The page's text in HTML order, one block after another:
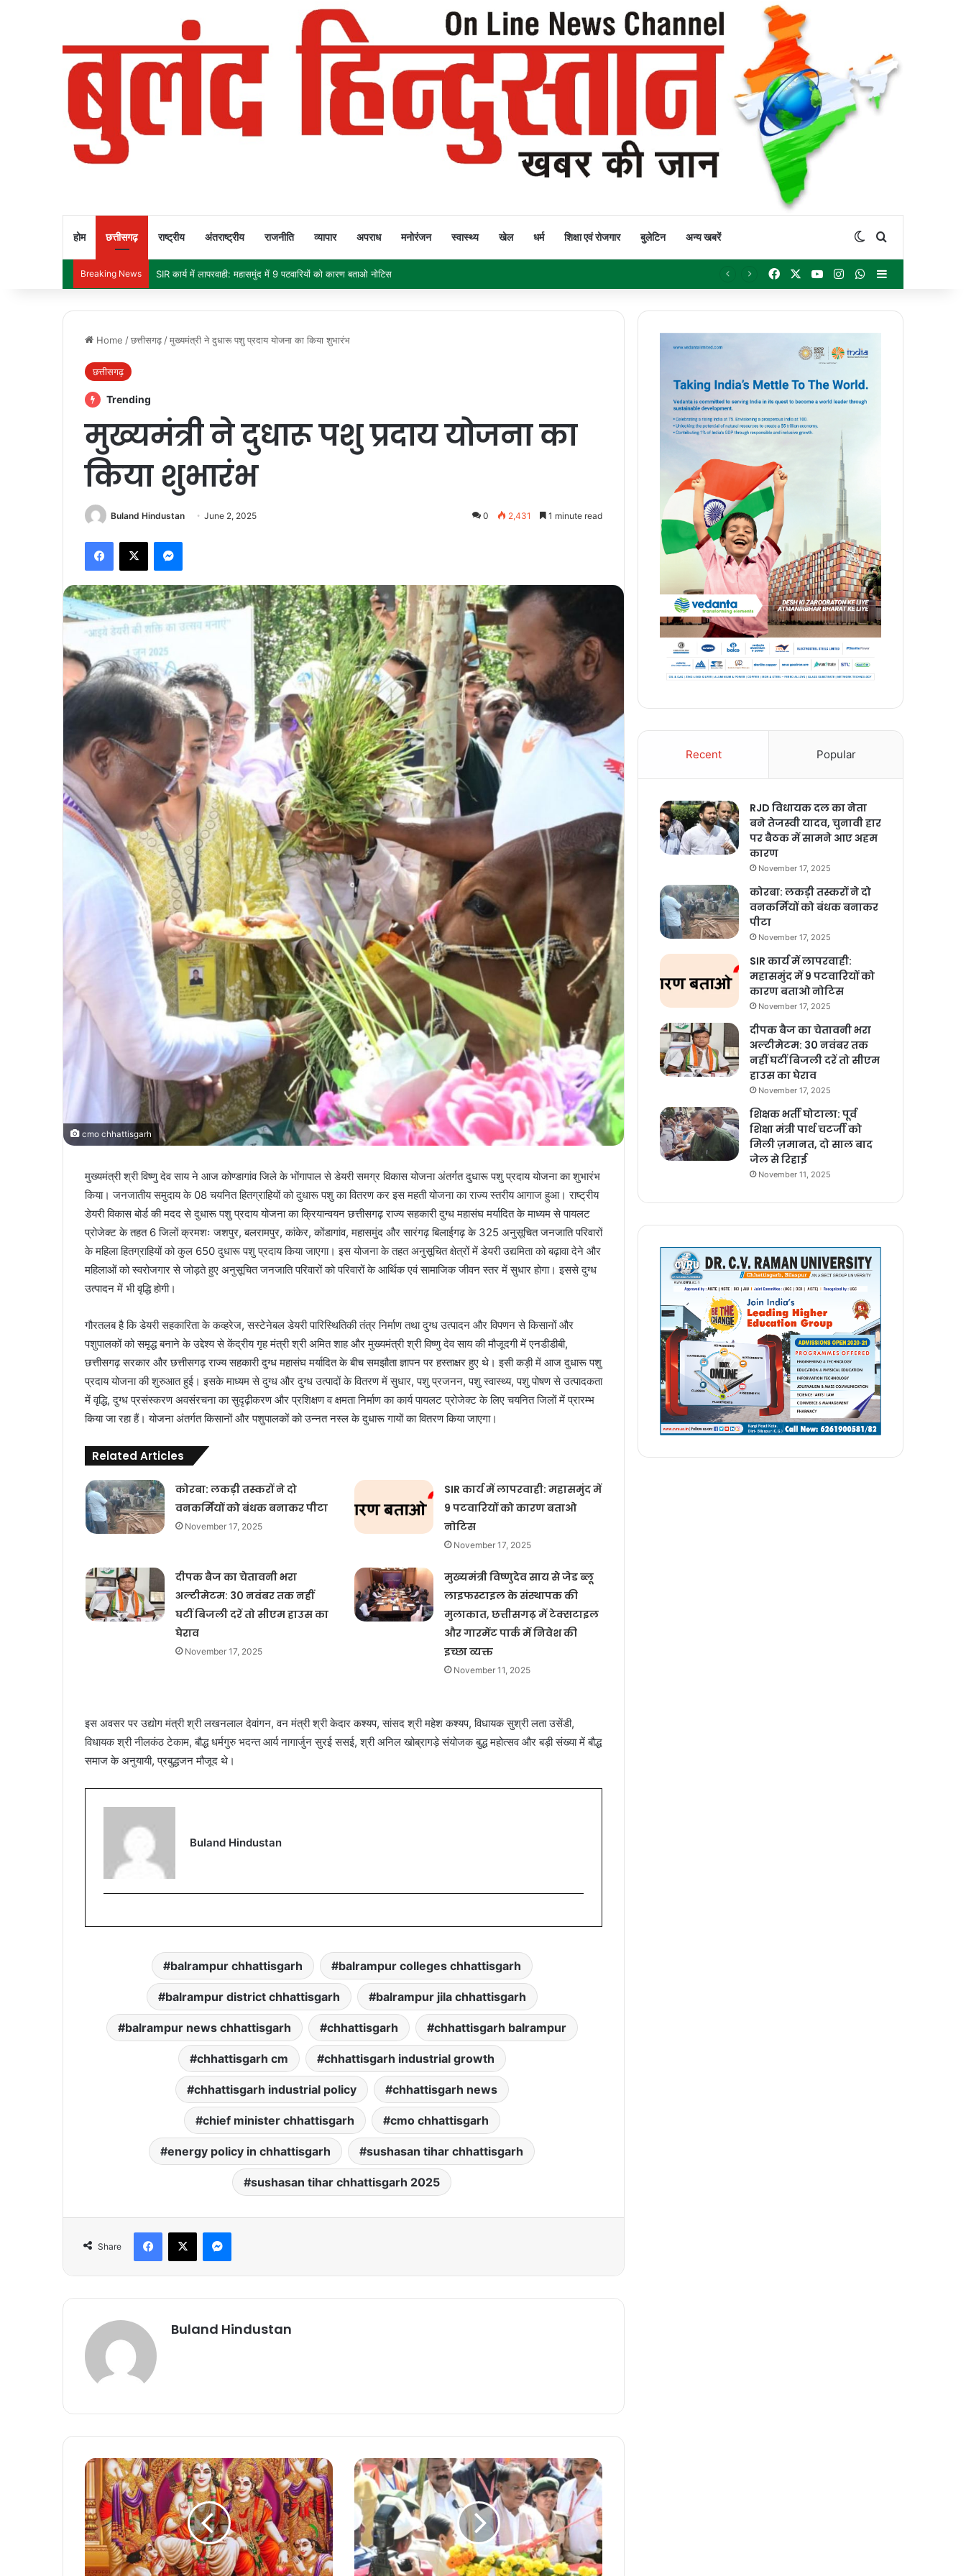
होम छत्तीसगढ़ राष्ट्रीय अंतराष्ट्रीय राजनीति व्यापार अपराध मनोरंजन स्वास्थ्य खेल धर्म शिक्षा एवं रोजगार बुलेटिन अन्य खबरें Switch skin
Search for
Breaking News दीपक बैज का चेतावनी भरा अल्टीमेटम: 30 नवंबर तक नहीं घटीं बिजली दरें तो सीएम हाउस का घेराव FacebookYouTubeInstagramWhatsApp
Sidebar
Home /छत्तीसगढ़/मुख्यमंत्री ने दुधारू पशु प्रदाय योजना का किया शुभारंभ
छत्तीसगढ़
Trending
मुख्यमंत्री ने दुधारू पशु प्रदाय योजना का
किया शुभारंभ
Buland Hindustan June 2, 2025 0 2,431 1 minute read
Facebook
X Messenger
cmo chhattisgarh
मुख्यमंत्री श्री विष्णु देव साय ने आज कोण्डागांव जिले के भोंगापाल से डेयरी समग्र विकास योजना अंतर्गत दुधारू पशु प्रदाय योजना का शुभारंभ
किया। जनजातीय समुदाय के 08 चयनित हितग्राहियों को दुधारू पशु का वितरण कर इस महती योजना का राज्य स्तरीय आगाज हुआ। राष्ट्रीय
डेयरी विकास बोर्ड की मदद से दुधारू पशु प्रदाय योजना का क्रियान्वयन छत्तीसगढ़ राज्य सहकारी दुग्ध महासंघ मर्यादित के माध्यम से पायलट
प्रोजेक्ट के तहत 6 जिलों क्रमशः जशपुर, बलरामपुर, कांकेर, कोंडागांव, महासमुंद और सारंगढ़ बिलाईगढ़ के 325 अनुसूचित जनजाति परिवारों
के महिला हितग्राहियों को कुल 650 दुधारू पशु प्रदाय किया जाएगा। इस योजना के तहत अनुसूचित क्षेत्रों में डेयरी उद्यमिता को बढ़ावा देने और
महिलाओं को स्वरोजगार से जोड़ते हुए अनुसूचित जनजाति परिवारों को परिवारों के आर्थिक एवं सामाजिक जीवन स्तर में सुधार होगा। इससे दुग्ध
उत्पादन में भी वृद्धि होगी।
गौरतलब है कि डेयरी सहकारिता के कव्हरेज, सस्टेनेबल डेयरी पारिस्थितिकी तंत्र निर्माण तथा दुग्ध उत्पादन और विपणन से किसानों और
पशुपालकों को समृद्ध बनाने के उद्देश्य से केंद्रीय गृह मंत्री श्री अमित शाह और मुख्यमंत्री श्री विष्णु देव साय की मौजूदगी में एनडीडीबी,
छत्तीसगढ़ सरकार और छत्तीसगढ़ राज्य सहकारी दुग्ध महासंघ मर्यादित के बीच समझौता ज्ञापन पर हस्ताक्षर हुए थे। इसी कड़ी में आज दुधारू पशु
प्रदाय योजना की शुरुआत हुई। इसके माध्यम से दुग्ध और दुग्ध उत्पादों के वितरण में सुधार, पशु प्रजनन, पशु स्वास्थ्य, पशु पोषण से उत्पादकता
में वृद्धि, दुग्ध प्रसंस्करण अवसंरचना का सुदृढ़ीकरण और प्रशिक्षण व क्षमता निर्माण का कार्य पायलट प्रोजेक्ट के लिए चयनित जिलों में प्रारम्भ
किया जा रहा हैं। योजना अंतर्गत किसानों और पशुपालकों को उन्नत नस्ल के दुधारू गायों का वितरण किया जाएगा।
Related Articles
कोरबा: लकड़ी तस्करों ने दो
वनकर्मियों को बंधक बनाकर पीटा
November 17, 2025
SIR कार्य में लापरवाही: महासमुंद में
9 पटवारियों को कारण बताओ
नोटिस
November 17, 2025
दीपक बैज का चेतावनी भरा
अल्टीमेटम: 30 नवंबर तक नहीं
घटीं बिजली दरें तो सीएम हाउस का
घेराव
November 17, 2025
मुख्यमंत्री विष्णुदेव साय से जेड ब्लू
लाइफस्टाइल के संस्थापक की
मुलाकात, छत्तीसगढ़ में टेक्सटाइल
और गारमेंट पार्क में निवेश की
इच्छा व्यक्त
November 11, 2025
इस अवसर पर उद्योग मंत्री श्री लखनलाल देवांगन, वन मंत्री श्री केदार कश्यप, सांसद श्री महेश कश्यप, विधायक सुश्री लता उसेंडी,
विधायक श्री नीलकंठ टेकाम, बौद्ध धर्मगुरु भदन्त आर्य नागार्जुन सुरई ससई, श्री अनिल खोब्रागड़े संयोजक बुद्ध महोत्सव और बड़ी संख्या में बौद्ध
समाज के अनुयायी, प्रबुद्धजन मौजूद थे।
Buland Hindustan
balrampur chhattisgarh balrampur colleges chhattisgarh
balrampur district chhattisgarh balrampur jila chhattisgarh
balrampur news chhattisgarh chhattisgarh chhattisgarh balrampur
chhattisgarh cm chhattisgarh industrial growth
chhattisgarh industrial policy chhattisgarh news
chief minister chhattisgarh cmo chhattisgarh
energy policy in chhattisgarh sushasan tihar chhattisgarh
sushasan tihar chhattisgarh 2025
Share
Facebook
X Messenger
Buland Hindustan
Recent Popular
RJD विधायक दल का नेता
बने तेजस्वी यादव, चुनावी हार
पर बैठक में सामने आए अहम
कारण
November 17, 2025
कोरबा: लकड़ी तस्करों ने दो
वनकर्मियों को बंधक बनाकर
पीटा
November 17, 2025
SIR कार्य में लापरवाही:
महासमुंद में 9 पटवारियों को
कारण बताओ नोटिस
November 17, 2025
दीपक बैज का चेतावनी भरा
अल्टीमेटम: 30 नवंबर तक
नहीं घटीं बिजली दरें तो सीएम
हाउस का घेराव
November 17, 2025
शिक्षक भर्ती घोटाला: पूर्व
शिक्षा मंत्री पार्थ चटर्जी को
मिली ज़मानत, दो साल बाद
जेल से रिहाई
November 11, 2025